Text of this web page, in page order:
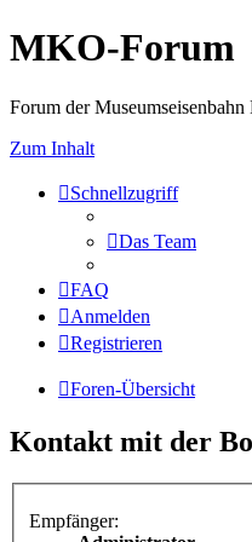
MKO-Forum
Forum der
Zum Inhalt
Schnellzugriff
Das Team
FAQ
Anmelden
Registrieren
Foren-Übersicht
Kontakt mit der
Empfänger: